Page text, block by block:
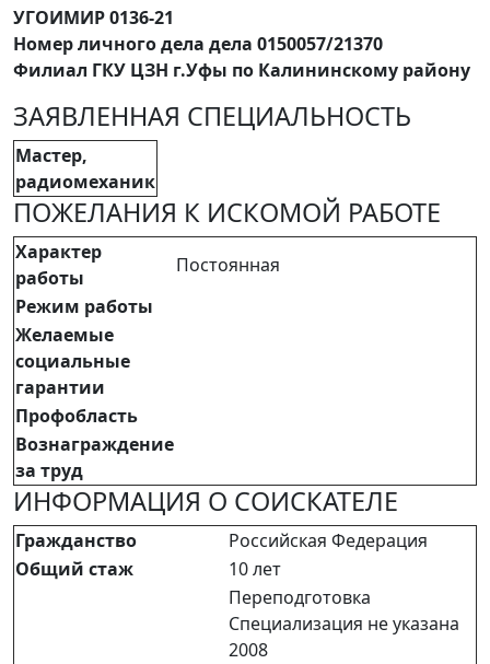
УГОИМИР 0136-21
Номер личного дела дела 0150057/21370
Филиал ГКУ ЦЗН г.Уфы по Калининскому району
ЗАЯВЛЕННАЯ СПЕЦИАЛЬНОСТЬ
Мастер,
радиомеханик
ПОЖЕЛАНИЯ К ИСКОМОЙ РАБОТЕ
Характер
работы
Постоянная
Режим работы
Желаемые
социальные
гарантии
Профобласть
Вознаграждение
за труд
ИНФОРМАЦИЯ О СОИСКАТЕЛЕ
Гражданство
Российская Федерация
Общий стаж
10 лет
Переподготовка
Специализация не указана
2008